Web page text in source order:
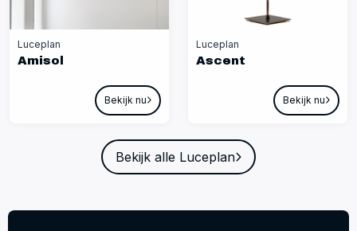
Luceplan
Amisol
Bekijk nu
Luceplan
Ascent
Bekijk nu
Bekijk alle Luceplan